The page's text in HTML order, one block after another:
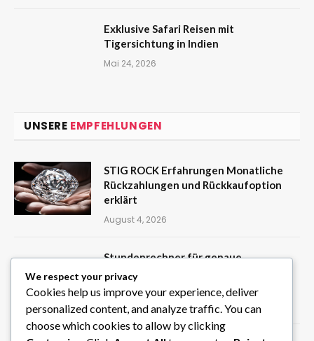
Exklusive Safari Reisen mit
Tigersichtung in Indien
Mai 24, 2026
UNSERE EMPFEHLUNGEN
STIG ROCK Erfahrungen Monatliche
Rückzahlungen und Rückkaufoption
erklärt
August 4, 2026
Stundenrechner für genaue
Zeitberechnungen zwischen zwei
Zeitpunkten
August 3, 2026
We respect your privacy
Cookies help us improve your experience, deliver
personalized content, and analyze traffic. You can
choose which cookies to allow by clicking